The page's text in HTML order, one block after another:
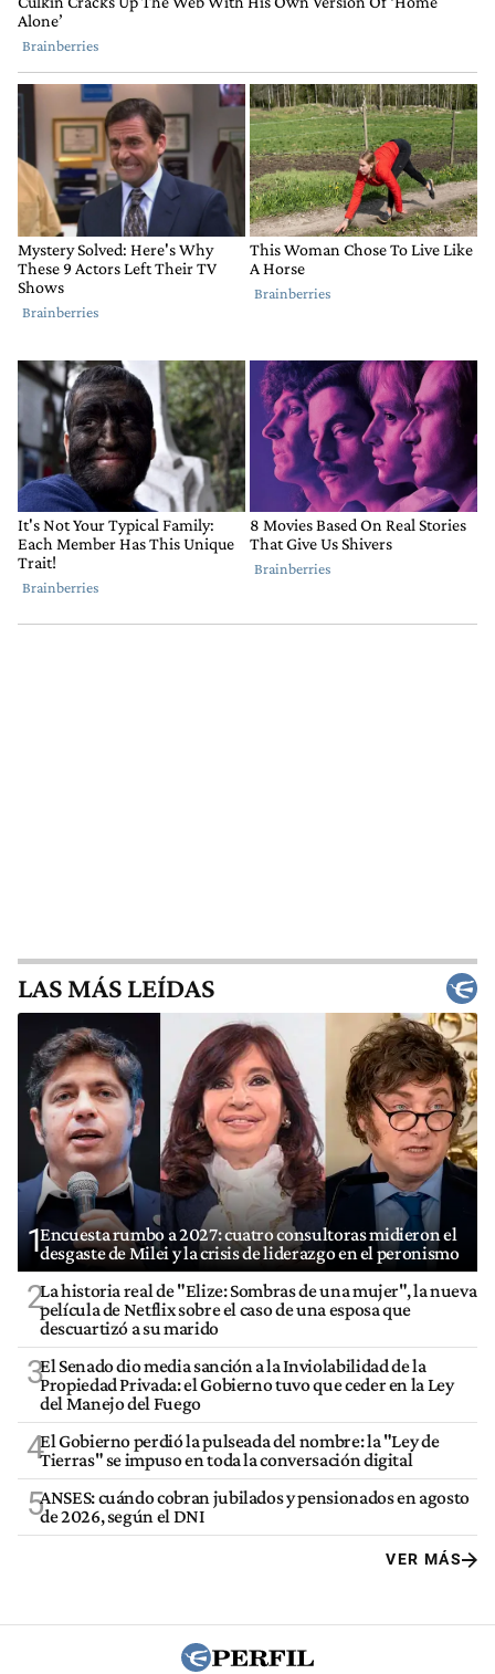
LAS MÁS LEÍDAS
1Encuesta rumbo a 2027: cuatro consultoras midieron el
desgaste de Milei y la crisis de liderazgo en el peronismo
2La historia real de "Elize: Sombras de una mujer", la nueva
película de Netflix sobre el caso de una esposa que
descuartizó a su marido
3El Senado dio media sanción a la Inviolabilidad de la
Propiedad Privada: el Gobierno tuvo que ceder en la Ley
del Manejo del Fuego
4El Gobierno perdió la pulseada del nombre: la "Ley de
Tierras" se impuso en toda la conversación digital
5ANSES: cuándo cobran jubilados y pensionados en agosto
de 2026, según el DNI
VER MÁS